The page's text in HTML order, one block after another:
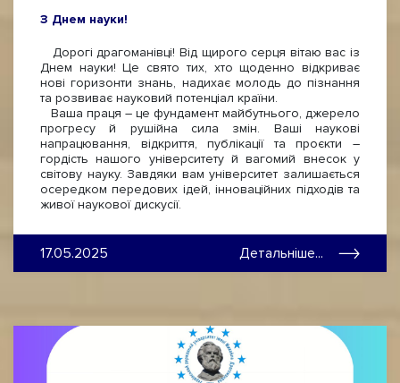
З Днем науки!
Дорогі драгоманівці! Від щирого серця вітаю вас із
Днем науки! Це свято тих, хто щоденно відкриває
нові горизонти знань, надихає молодь до пізнання
та розвиває науковий потенціал країни.
Ваша праця – це фундамент майбутнього, джерело
прогресу й рушійна сила змін. Ваші наукові
напрацювання, відкриття, публікації та проєкти –
гордість нашого університету й вагомий внесок у
світову науку. Завдяки вам університет залишається
осередком передових ідей, інноваційних підходів та
живої наукової дискусії.
17.05.2025 Детальніше...